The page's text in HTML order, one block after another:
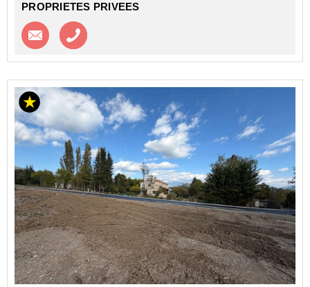
PROPRIETES PRIVEES
Contacter l'agence